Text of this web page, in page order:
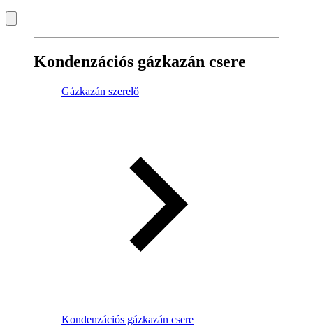
Kondenzációs gázkazán csere
Gázkazán szerelő
Kondenzációs gázkazán csere